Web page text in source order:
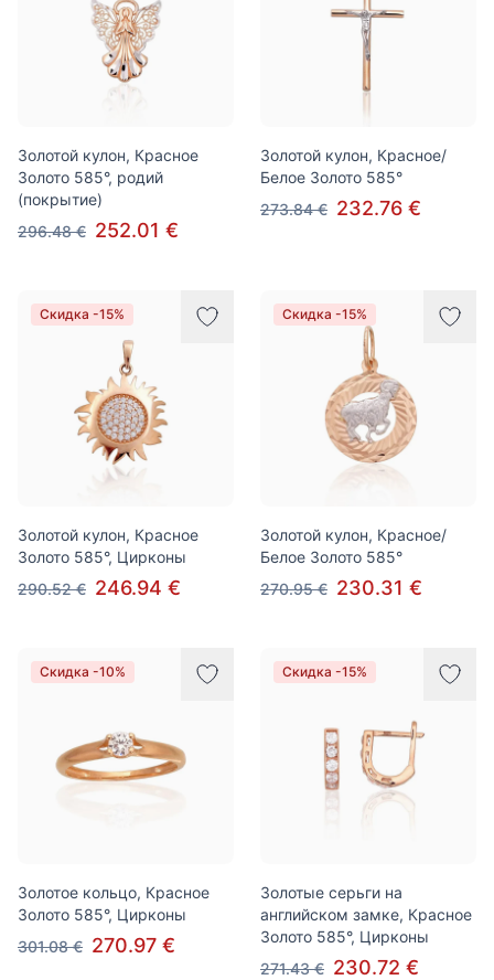
Золотой кулон, Красное
Золото 585°, родий
(покрытие)
296.48 € 252.01 €
Золотой кулон, Красное/
Белое Золото 585°
273.84 € 232.76 €
Скидка -15%
Золотой кулон, Красное
Золото 585°, Цирконы
290.52 € 246.94 €
Скидка -15%
Золотой кулон, Красное/
Белое Золото 585°
270.95 € 230.31 €
Скидка -10%
Золотое кольцо, Красное
Золото 585°, Цирконы
301.08 € 270.97 €
Скидка -15%
Золотые серьги на
английском замке, Красное
Золото 585°, Цирконы
271.43 € 230.72 €